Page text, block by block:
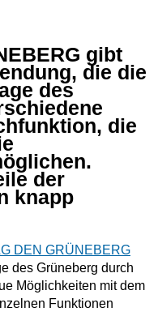
gibt
die die
des
die
der
knapp
DEN GRÜNEBERG
des Grüneberg durch
Möglichkeiten mit dem
Funktionen